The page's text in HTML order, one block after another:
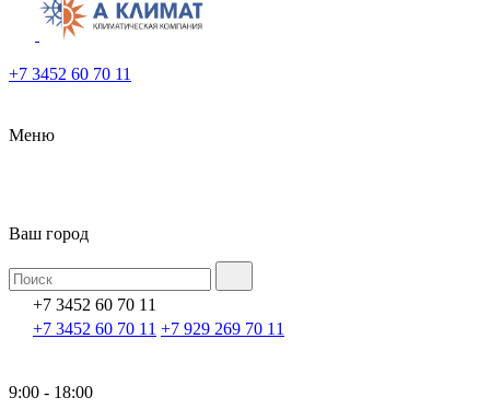
+7 3452 60 70 11
Меню
Ваш город
+7 3452 60 70 11
+7 3452 60 70 11 +7 929 269 70 11
9:00 - 18:00